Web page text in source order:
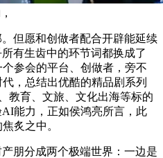
愿和创做者配合开辟能延续
有生齿中的环节词都换成了
参会的平台、创做者，旁不
，总结出优酷的精品剧系列
教育、文旅、文化出海等标的
能力，正如侯鸿亮所言，此
炙之中。
分成两个极端世界：一边是